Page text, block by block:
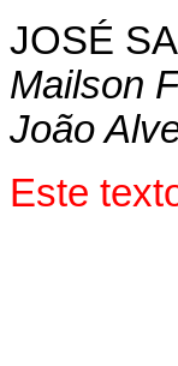
JOSÉ
Mailson
João
Este